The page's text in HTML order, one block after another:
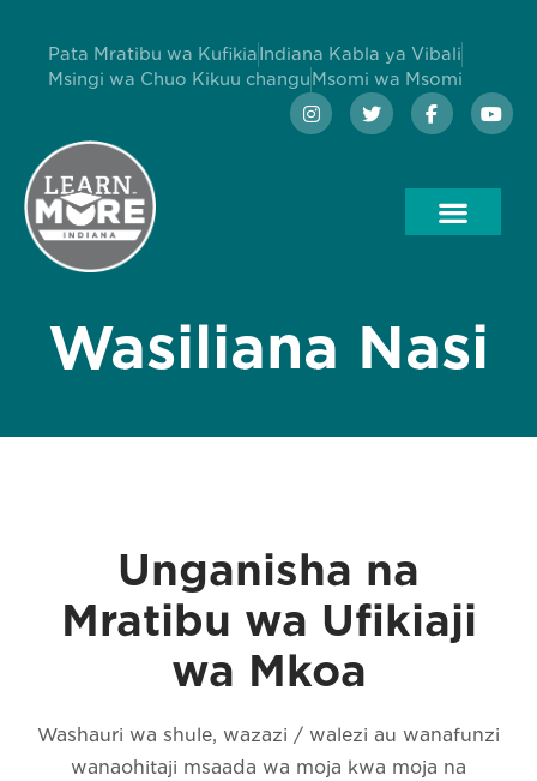
Pata Mratibu wa Kufikia Indiana Kabla ya Vibali
Msingi wa Chuo Kikuu changu Msomi wa Msomi
Wasiliana Nasi
Unganisha na
Mratibu wa Ufikiaji
wa Mkoa
Washauri wa shule, wazazi / walezi au wanafunzi
wanaohitaji msaada wa moja kwa moja na